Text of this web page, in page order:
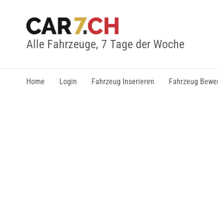
Alle Fahrzeuge, 7 Tage der Woche
Home Login Fahrzeug Inserieren Fahrzeug